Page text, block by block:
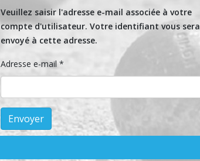
Veuillez saisir l'adresse e-mail associée à votre
compte d'utilisateur. Votre identifiant vous sera
envoyé à cette adresse.
Adresse e-mail*
Envoyer